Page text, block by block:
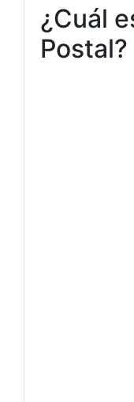
¿Cuál
Postal?